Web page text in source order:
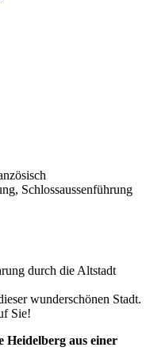
Schlossaussenführung
durch die Altstadt
wunderschönen Stadt.
Sie!
Heidelberg aus einer